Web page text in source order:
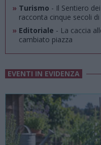
» Turismo - Il Sentiero
racconta cinque secoli
» Editoriale - La caccia
cambiato piazza
EVENTI IN EVIDENZA